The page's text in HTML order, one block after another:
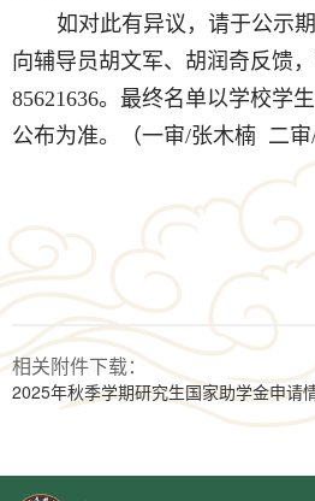
如对此有异议，请于公示
向辅导员胡文军、胡润奇反馈
85621636。最终名单以学校学
公布为准。
（一审/张木楠 二
相关附件下载：
2025年秋季学期研究生国家助学金申请